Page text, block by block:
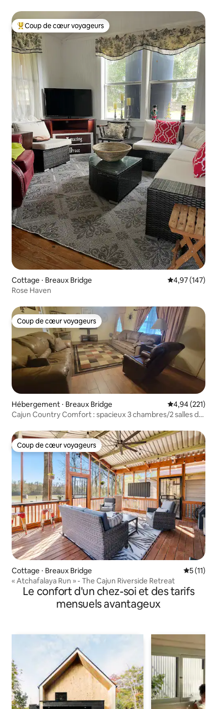
Coups de cœur voyageurs les plus appréciés
Coup de cœur voyageurs
Cottage ⋅ Breaux Bridge Évaluation
4,97 (147)
Rose Haven
Coup de cœur voyageurs
Coup de cœur voyageurs
Hébergement ⋅ Breaux Bridge Évaluation
4,94 (221)
Cajun Country Comfort : spacieux 3 chambres/2 salles de
Coup de cœur voyageurs
Coup de cœur voyageurs
Cottage ⋅ Breaux Bridge
5 (11)
« Atchafalaya Run » - The Cajun Riverside Retreat
Le confort d'un chez-soi et des tarifs
mensuels avantageux